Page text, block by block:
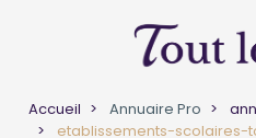
Accueil Annuaire Pro
etablissements-scolaires-